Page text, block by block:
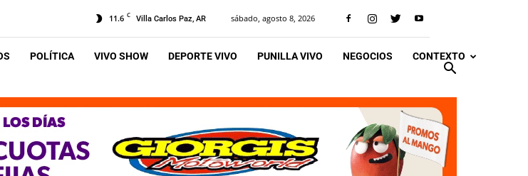
11.6 C Villa Carlos Paz, AR sábado, agosto 8, 2026
POLÍTICA VIVO SHOW DEPORTE VIVO PUNILLA VIVO NEGOCIOS CONTEXTO